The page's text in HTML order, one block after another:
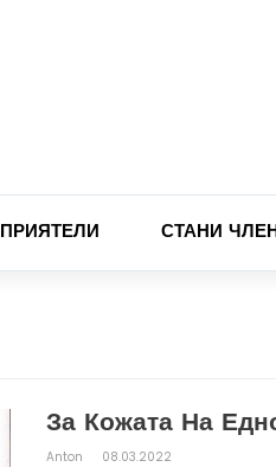
ПРИЯТЕЛИ СТАНИ
За Кожата На
Anton 08.03.2022